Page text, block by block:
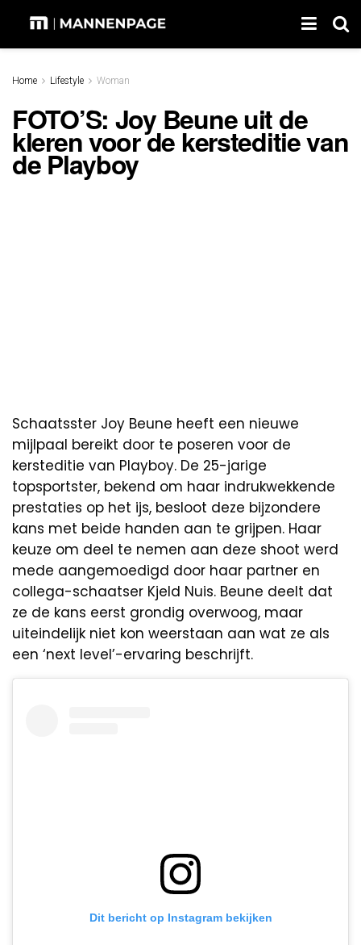
Home Lifestyle Woman
FOTO’S: Joy Beune uit de
kleren voor de kersteditie van
de Playboy
Schaatsster Joy Beune heeft een nieuwe
mijlpaal bereikt door te poseren voor de
kersteditie van Playboy. De 25-jarige
topsportster, bekend om haar indrukwekkende
prestaties op het ijs, besloot deze bijzondere
kans met beide handen aan te grijpen. Haar
keuze om deel te nemen aan deze shoot werd
mede aangemoedigd door haar partner en
collega-schaatser Kjeld Nuis. Beune deelt dat
ze de kans eerst grondig overwoog, maar
uiteindelijk niet kon weerstaan aan wat ze als
een ‘next level’-ervaring beschrijft.
Dit bericht op Instagram bekijken